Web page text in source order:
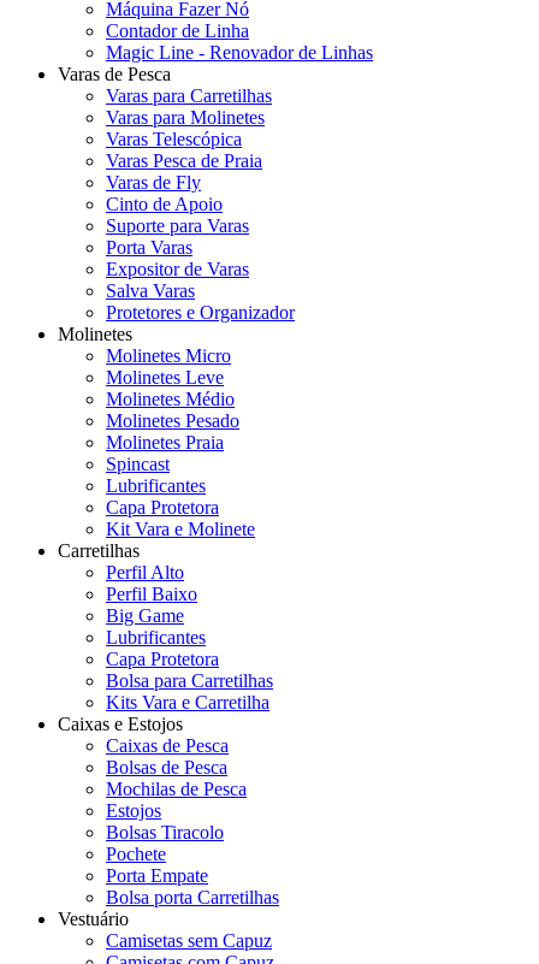
Máquina Fazer Nó
Contador de Linha
Magic Line - Renovador de Linhas
Varas de Pesca
Varas para Carretilhas
Varas para Molinetes
Varas Telescópica
Varas Pesca de Praia
Varas de Fly
Cinto de Apoio
Suporte para Varas
Porta Varas
Expositor de Varas
Salva Varas
Protetores e Organizador
Molinetes
Molinetes Micro
Molinetes Leve
Molinetes Médio
Molinetes Pesado
Molinetes Praia
Spincast
Lubrificantes
Capa Protetora
Kit Vara e Molinete
Carretilhas
Perfil Alto
Perfil Baixo
Big Game
Lubrificantes
Capa Protetora
Bolsa para Carretilhas
Kits Vara e Carretilha
Caixas e Estojos
Caixas de Pesca
Bolsas de Pesca
Mochilas de Pesca
Estojos
Bolsas Tiracolo
Pochete
Porta Empate
Bolsa porta Carretilhas
Vestuário
Camisetas sem Capuz